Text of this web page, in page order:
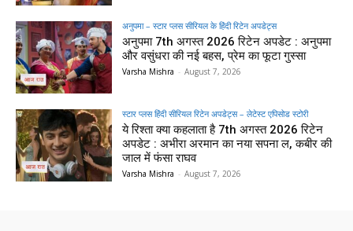
अनुपमा – स्टार प्लस सीरियल के हिंदी रिटेन अपडेट्स
अनुपमा 7th अगस्त 2026 रिटेन अपडेट : अनुपमा
और वसुंधरा की नई बहस, प्रेम का फूटा गुस्सा
Varsha Mishra - August 7, 2026
स्टार प्लस हिंदी सीरियल रिटेन अपडेट्स – लेटेस्ट एपिसोड स्टोरी
ये रिश्ता क्या कहलाता है 7th अगस्त 2026 रिटेन
अपडेट : अभीरा अरमान का नया सपना ल, कबीर की
जाल में फंसा राघव
Varsha Mishra - August 7, 2026